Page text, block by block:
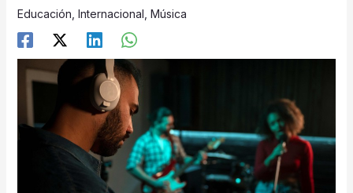
Educación Internacional Música